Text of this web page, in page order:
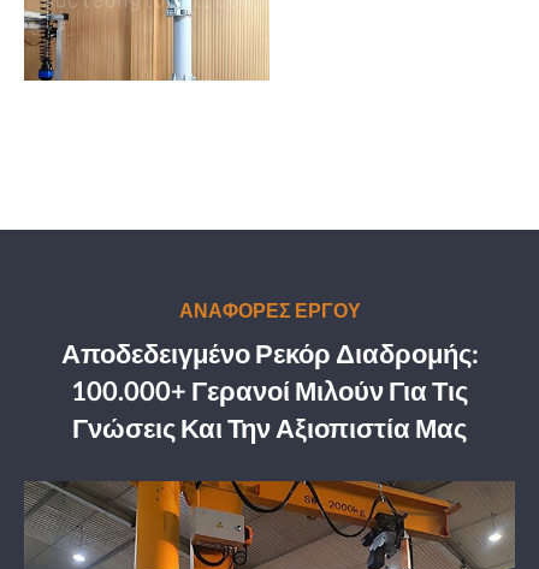
ΑΝΑΦΟΡΕΣ ΕΡΓΟΥ
Αποδεδειγμένο Ρεκόρ Διαδρομής:
100.000+ Γερανοί Μιλούν Για Τις
Γνώσεις Και Την Αξιοπιστία Μας